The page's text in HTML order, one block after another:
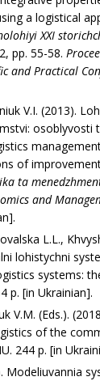
a logistical
ХХI
рр. 55-58.
and Practical
V.I. (2013).
osoblyvosti
of
ta
and
L.L.,
lohistychni
systems:
р. [in Ukrainian].
V.M. (Eds.).
of the
244 р. [in
Modeliuvannia